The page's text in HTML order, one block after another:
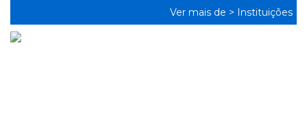
Ver mais de > Instituições